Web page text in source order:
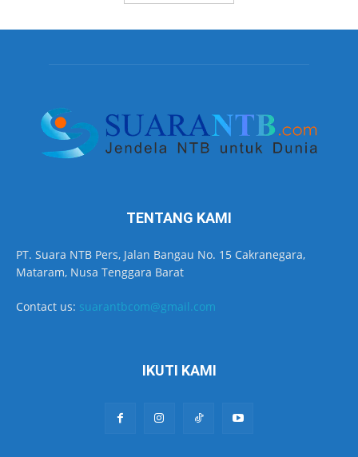
TENTANG KAMI
PT. Suara NTB Pers, Jalan Bangau No. 15 Cakranegara,
Mataram, Nusa Tenggara Barat
Contact us: suarantbcom@gmail.com
IKUTI KAMI